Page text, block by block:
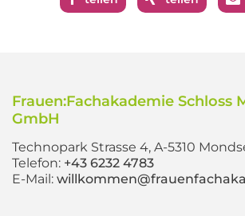
Frauen:Fachakademie Schloss
GmbH
Technopark Strasse 4, A-5310
Telefon: +43 6232 4783
E-Mail: